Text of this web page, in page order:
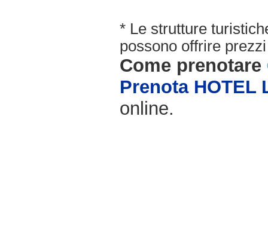
* Le strutture
possono offrire
Come prenotare
Prenota HOTEL
online.